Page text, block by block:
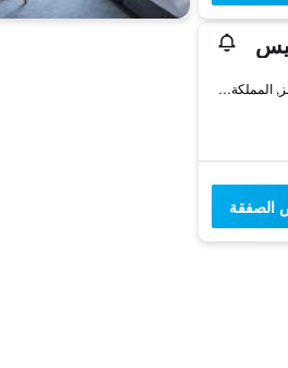
300 Midsummer Boulevard, ميلتون كينز, المملكة المتحدة
الصفقة